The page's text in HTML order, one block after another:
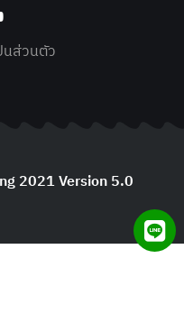
นส่วนตัว
2021 Version 5.0